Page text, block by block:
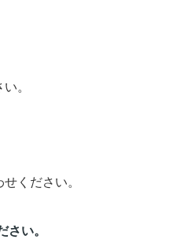
。
ください。
さい。